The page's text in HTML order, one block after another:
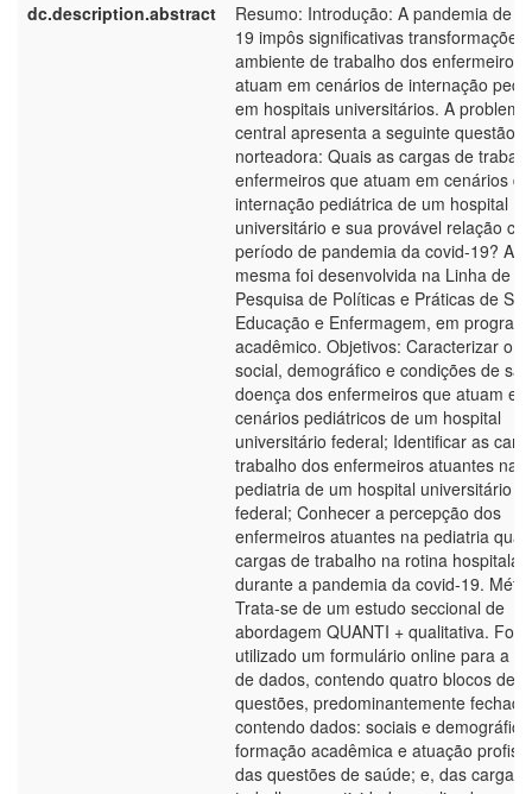
dc.description.abstract
Resumo: Introdução: A pandemia de
19 impôs significativas transformações
ambiente de trabalho dos enfermeiros
atuam em cenários de internação
em hospitais universitários. A
central apresenta a seguinte questão
norteadora: Quais as cargas de
enfermeiros que atuam em cenários de
internação pediátrica de um hospital
universitário e sua provável relação
período de pandemia da covid-19? A
mesma foi desenvolvida na Linha de
Pesquisa de Políticas e Práticas de
Educação e Enfermagem, em
acadêmico. Objetivos: Caracterizar o
social, demográfico e condições de
doença dos enfermeiros que atuam em
cenários pediátricos de um hospital
universitário federal; Identificar as
trabalho dos enfermeiros atuantes na
pediatria de um hospital universitário
federal; Conhecer a percepção dos
enfermeiros atuantes na pediatria
cargas de trabalho na rotina hospitalar
durante a pandemia da covid-19.
Trata-se de um estudo seccional de
abordagem QUANTI + qualitativa. Foi
utilizado um formulário online para a
de dados, contendo quatro blocos de
questões, predominantemente
contendo dados: sociais e
formação acadêmica e atuação
das questões de saúde; e, das cargas